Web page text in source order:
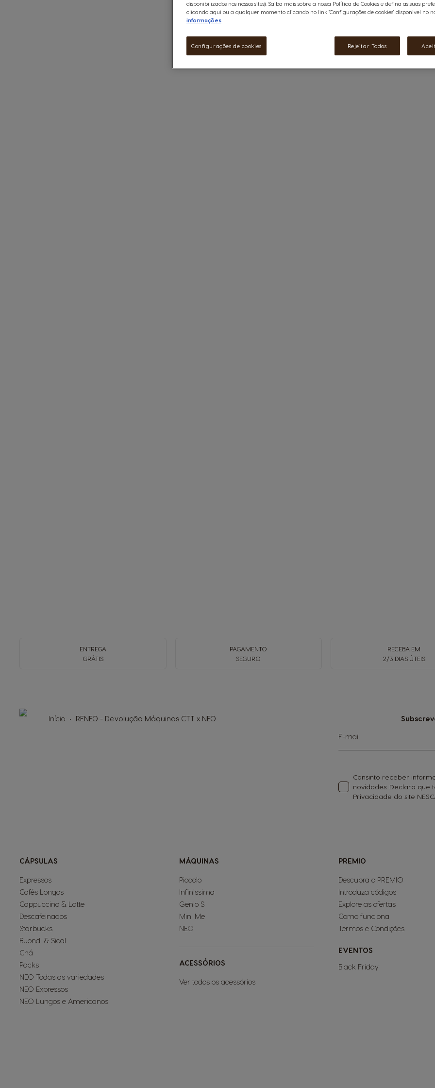
ENTREGA
GRÁTIS
PAGAMENTO
SEGURO
RECEBA EM
2/3 DIAS ÚTEIS
Início RENEO - Devolução Máquinas CTT x NEO
Subscreva
a
nossa
E-mail
Consinto receber
novidades. Declaro que
Privacidade do site
CÁPSULAS
Expressos
Cafés Longos
Cappuccino & Latte
Descafeinados
Starbucks
Buondi & Sical
Chá
Packs
NEO Todas as variedades
NEO Expressos
NEO Lungos e Americanos
MÁQUINAS
Piccolo
Infinissima
Genio S
Mini Me
NEO
ACESSÓRIOS
Ver todos os acessórios
PREMIO
Descubra o PREMIO
Introduza códigos
Explore as ofertas
Como funciona
Termos e Condições
EVENTOS
Black Friday
disponibilizados nos nossos sites). Saiba mais sobre a nossa Política de Cookies e defina as suas
clicando aqui ou a qualquer momento clicando no link "Configurações de cookies" disponível no
informações
Rejeitar Todos
Configurações de cookies